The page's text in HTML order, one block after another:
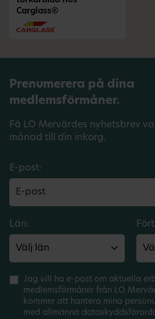
Carglass®
Prenumerera på dina
medlemsförmåner.
Få LO Mervärdes nyhetsbrev
månad till din inkorg.
E-post:
Län:
Jag vill ha e-post om aktuella
medlemsförmåner från LO
kommer att hantera mina
med allmänna